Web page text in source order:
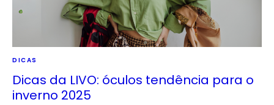
DICAS
Dicas da LIVO: óculos tendência para o
inverno 2025